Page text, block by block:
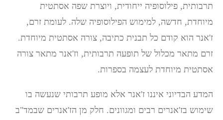
תרבותית, פילוסופיה ייחודית, ויוצרת שפה אסתטית
מיוחדת, חדשה, למימוש הפילוסופיה שלה. לעומת זרם,
ז'אנר הוא קודם כל תבנית כתיבה, צורה אסתטית מיוחדת.
זרם מתאר מכלול של תופעה תרבותית, וז'אנר מתאר צורה
אסתטית מיוחדת לעצמה בספרות.
המדע הבדיוני איננו ז'אנר אלא מופע תרבותי שנעשה בו
שימוש בז'אנרים רבים ומגוונים. חלק מן הז'אנרים שבמד"ב